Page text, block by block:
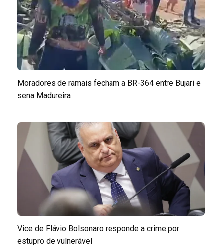
Moradores de ramais fecham a BR-364 entre Bujari e
sena Madureira
Vice de Flávio Bolsonaro responde a crime por
estupro de vulnerável